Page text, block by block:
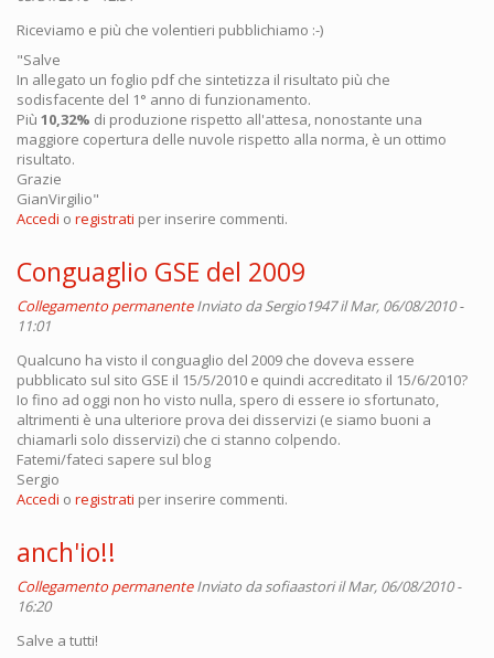
Riceviamo e più che volentieri pubblichiamo :-)
"Salve
In allegato un foglio pdf che sintetizza il risultato più che
sodisfacente del 1° anno di funzionamento.
Più 10,32% di produzione rispetto all'attesa, nonostante una
maggiore copertura delle nuvole rispetto alla norma, è un ottimo
risultato.
Grazie
GianVirgilio"
Accedi o registrati per inserire commenti.
Conguaglio GSE del 2009
Collegamento permanente Inviato da Sergio1947il Mar, 06/08/2010 -
11:01
Qualcuno ha visto il conguaglio del 2009 che doveva essere
pubblicato sul sito GSE il 15/5/2010 e quindi accreditato il 15/6/2010?
Io fino ad oggi non ho visto nulla, spero di essere io sfortunato,
altrimenti è una ulteriore prova dei disservizi (e siamo buoni a
chiamarli solo disservizi) che ci stanno colpendo.
Fatemi/fateci sapere sul blog
Sergio
Accedi o registrati per inserire commenti.
anch'io!!
Collegamento permanente Inviato da sofiaastoriil Mar, 06/08/2010 -
16:20
Salve a tutti!